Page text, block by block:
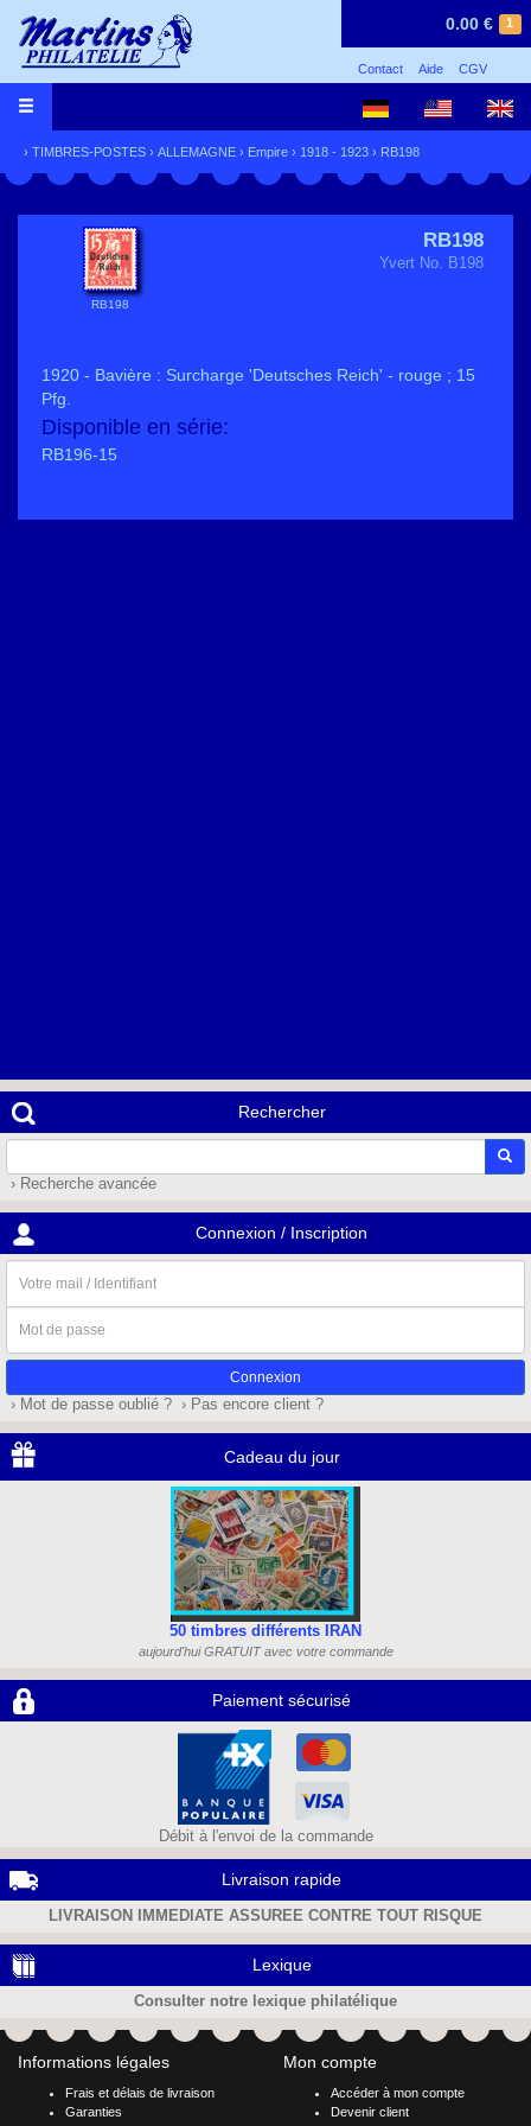
1
0.00 €
Contact Aide CGV
› TIMBRES-POSTES › ALLEMAGNE › Empire › 1918 - 1923 › RB198
RB198
RB198
Yvert No. B198
1920 - Bavière : Surcharge 'Deutsches Reich' - rouge ; 15
Pfg.
Disponible en série:
RB196-15
Rechercher
› Recherche avancée
Connexion / Inscription
mail
/
Identifiant
de
passe
› Mot de passe oublié ? › Pas encore client ?
Cadeau du jour
50 timbres différents IRAN
aujourd'hui GRATUIT avec votre commande
Paiement sécurisé
Débit à l'envoi de la commande
Livraison rapide
LIVRAISON IMMEDIATE ASSUREE CONTRE TOUT RISQUE
Lexique
Consulter notre lexique philatélique
Informations légales
Frais et délais de livraison
Garanties
Mon compte
Accéder à mon compte
Devenir client